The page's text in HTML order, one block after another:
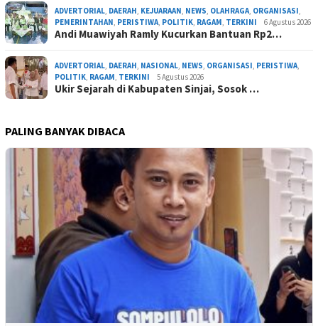
ADVERTORIAL DAERAH KEJUARAAN NEWS OLAHRAGA ORGANISASI
PEMERINTAHAN PERISTIWA POLITIK RAGAM TERKINI 6 Agustus 2026
Andi Muawiyah Ramly Kucurkan Bantuan Rp2…
ADVERTORIAL DAERAH NASIONAL NEWS ORGANISASI PERISTIWA
POLITIK RAGAM TERKINI 5 Agustus 2026
Ukir Sejarah di Kabupaten Sinjai, Sosok …
PALING BANYAK DIBACA